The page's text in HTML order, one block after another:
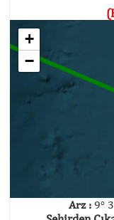
+
−
Arz : 9°